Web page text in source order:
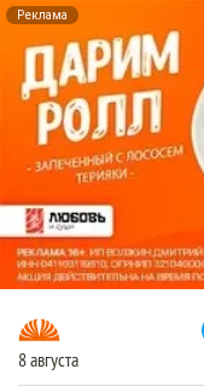
Реклама
8 августа